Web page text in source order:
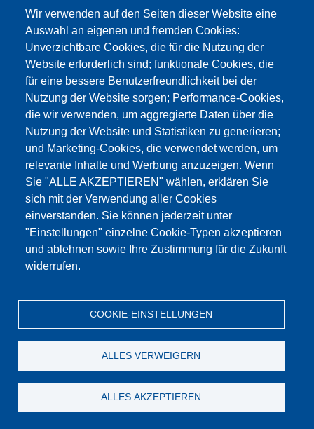
Рабочий шкаф из нерж. стали шириной 1500 мм с 6
ящиками
Подробности
Wir verwenden auf den Seiten dieser Website eine
Auswahl an eigenen und fremden Cookies:
Unverzichtbare Cookies, die für die Nutzung der
Website erforderlich sind; funktionale Cookies, die
für eine bessere Benutzerfreundlichkeit bei der
Nutzung der Website sorgen; Performance-Cookies,
die wir verwenden, um aggregierte Daten über die
Nutzung der Website und Statistiken zu generieren;
und Marketing-Cookies, die verwendet werden, um
relevante Inhalte und Werbung anzuzeigen. Wenn
Sie "ALLE AKZEPTIEREN" wählen, erklären Sie
sich mit der Verwendung aller Cookies
einverstanden. Sie können jederzeit unter
"Einstellungen" einzelne Cookie-Typen akzeptieren
und ablehnen sowie Ihre Zustimmung für die Zukunft
widerrufen.
COOKIE-EINSTELLUNGEN
ALLES VERWEIGERN
ALLES AKZEPTIEREN